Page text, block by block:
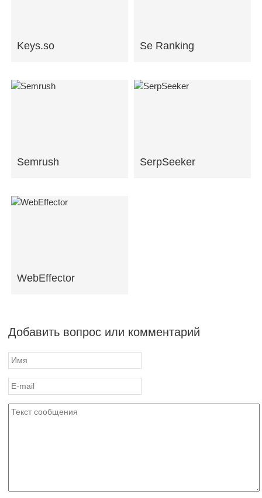
Keys.so Se Ranking
Semrush SerpSeeker
WebEffector
Добавить вопрос или комментарий